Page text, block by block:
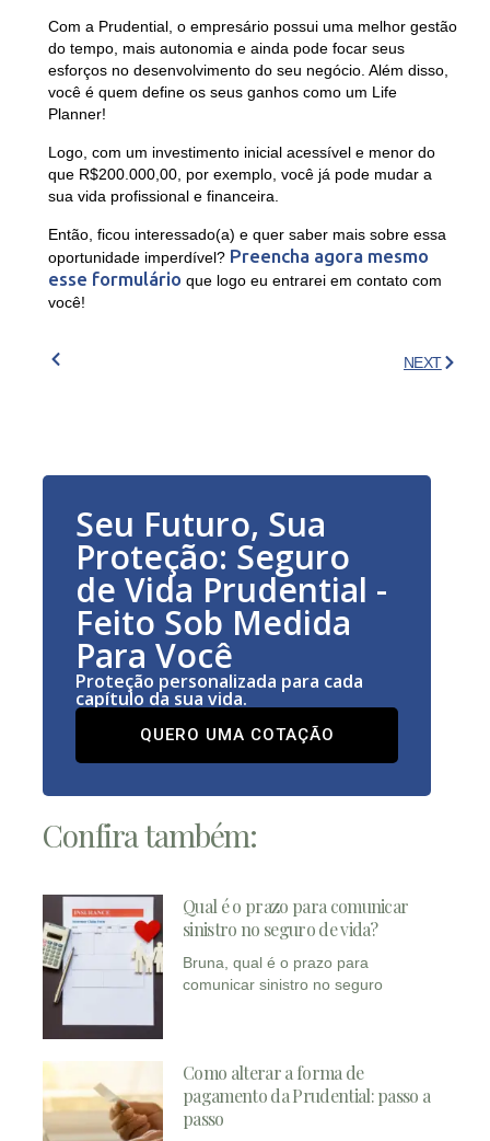
Com a Prudential, o empresário possui uma melhor gestão
do tempo, mais autonomia e ainda pode focar seus
esforços no desenvolvimento do seu negócio. Além disso,
você é quem define os seus ganhos como um Life
Planner!
Logo, com um investimento inicial acessível e menor do
que R$200.000,00, por exemplo, você já pode mudar a
sua vida profissional e financeira.
Então, ficou interessado(a) e quer saber mais sobre essa
oportunidade imperdível? Preencha agora mesmo
esse formulário que logo eu entrarei em contato com
você!
NEXT
Seu Futuro, Sua
Proteção: Seguro
de Vida Prudential -
Feito Sob Medida
Para Você
Proteção personalizada para cada
capítulo da sua vida.
QUERO UMA COTAÇÃO
Confira também:
Qual é o prazo para comunicar
sinistro no seguro de vida?
Bruna, qual é o prazo para
comunicar sinistro no seguro
Como alterar a forma de
pagamento da Prudential: passo a
passo